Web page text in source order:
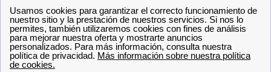
Vodafone Madrid
Vodafone Murcia
Vodafone Valencia
Jazztel Málaga
Jazztel Valencia
Jazztel Zaragoza
Sobre Zona-internet.com
¿Quiénes somos?